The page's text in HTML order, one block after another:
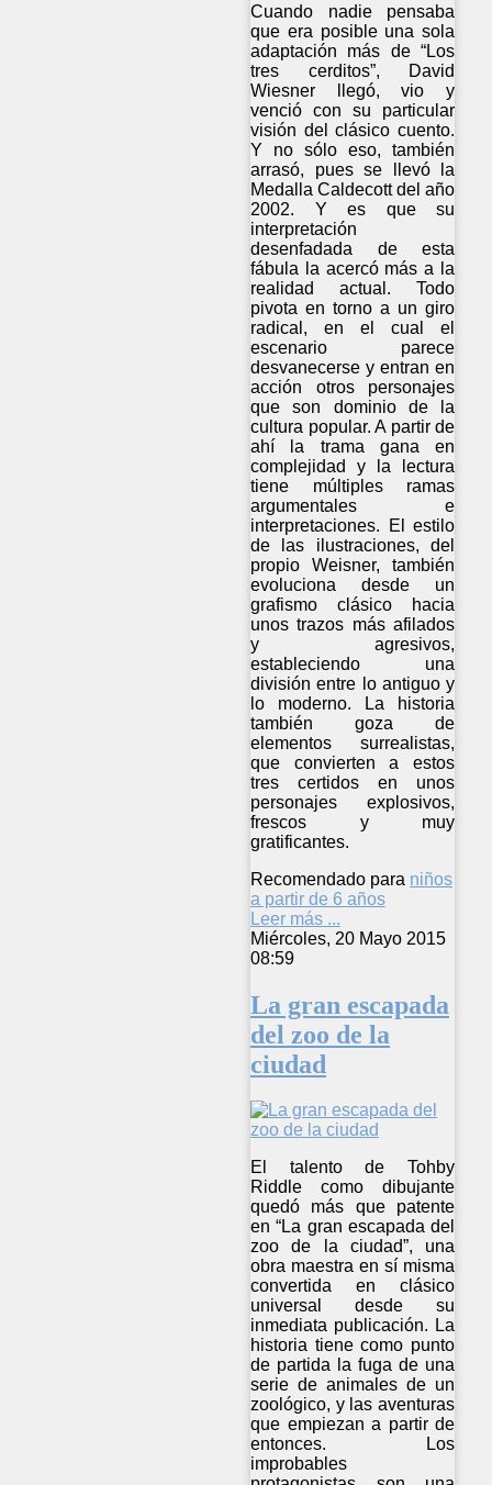
Cuando nadie pensaba
que era posible una sola
adaptación más de “Los
tres cerditos”, David
Wiesner llegó, vio y
venció con su particular
visión del clásico cuento.
Y no sólo eso, también
arrasó, pues se llevó la
Medalla Caldecott del año
2002. Y es que su
interpretación
desenfadada de esta
fábula la acercó más a la
realidad actual. Todo
pivota en torno a un giro
radical, en el cual el
escenario parece
desvanecerse y entran en
acción otros personajes
que son dominio de la
cultura popular. A partir de
ahí la trama gana en
complejidad y la lectura
tiene múltiples ramas
argumentales e
interpretaciones. El estilo
de las ilustraciones, del
propio Weisner, también
evoluciona desde un
grafismo clásico hacia
unos trazos más afilados
y agresivos,
estableciendo una
división entre lo antiguo y
lo moderno. La historia
también goza de
elementos surrealistas,
que convierten a estos
tres certidos en unos
personajes explosivos,
frescos y muy
gratificantes.
Recomendado para niños
a partir de 6 años
Leer más ...
Miércoles, 20 Mayo 2015
08:59
La gran escapada
del zoo de la
ciudad
El talento de Tohby
Riddle como dibujante
quedó más que patente
en “La gran escapada del
zoo de la ciudad”, una
obra maestra en sí misma
convertida en clásico
universal desde su
inmediata publicación. La
historia tiene como punto
de partida la fuga de una
serie de animales de un
zoológico, y las aventuras
que empiezan a partir de
entonces. Los
improbables